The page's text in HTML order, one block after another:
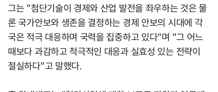
그는 "첨단기술이 경제와 산업 발전을 좌우하는 것은 물
론 국가안보와 생존을 결정하는 경제 안보의 시대에 각
국은 적극 대응하며 국력을 집중하고 있다"며 "그 어느
때보다 과감하고 적극적인 대응과 실효성 있는 전략이
절실하다"고 말했다.